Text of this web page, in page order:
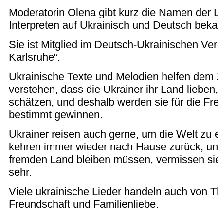
Moderatorin Olena gibt kurz die Namen der
Interpreten auf Ukrainisch und Deutsch
Sie ist Mitglied im Deutsch-Ukrainischen
Karlsruhe“.
Ukrainische Texte und Melodien helfen dem
verstehen, dass die Ukrainer ihr Land
schätzen, und deshalb werden sie für die
bestimmt gewinnen.
Ukrainer reisen auch gerne, um die Welt zu
kehren immer wieder nach Hause zurück,
fremden Land bleiben müssen, vermissen
sehr.
Viele ukrainische Lieder handeln auch von
Freundschaft und Familienliebe.